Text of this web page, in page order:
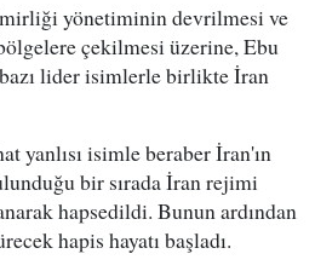
yönetiminin devrilmesi ve
çekilmesi üzerine, Ebu
lider isimlerle birlikte İran
yanlısı isimle beraber İran'ın
bir sırada İran rejimi
hapsedildi. Bunun ardından
hapis hayatı başladı.